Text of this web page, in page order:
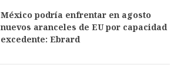
México podría enfrentar en agosto
nuevos aranceles de EU por capacidad
excedente: Ebrard